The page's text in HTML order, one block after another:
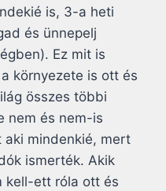
is, 3-a heti
és ünnepelj
Ez mit is
környezete is ott és
összes többi
nem és nem-is
aki mindenkié, mert
ismerték. Akik
kell-ett róla ott és